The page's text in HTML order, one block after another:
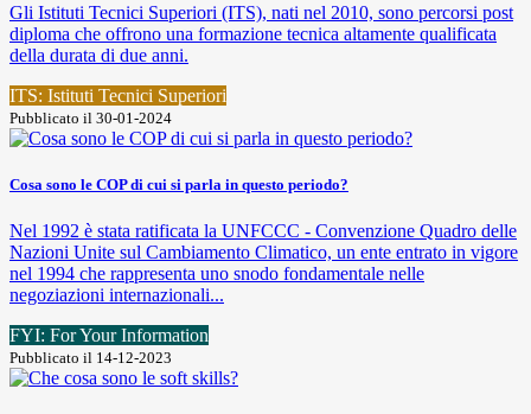
Gli Istituti Tecnici Superiori (ITS), nati nel 2010, sono percorsi post
diploma che offrono una formazione tecnica altamente qualificata
della durata di due anni.
ITS: Istituti Tecnici Superiori
Pubblicato il 30-01-2024
Cosa sono le COP di cui si parla in questo periodo?
Nel 1992 è stata ratificata la UNFCCC - Convenzione Quadro delle
Nazioni Unite sul Cambiamento Climatico, un ente entrato in vigore
nel 1994 che rappresenta uno snodo fondamentale nelle
negoziazioni internazionali...
FYI: For Your Information
Pubblicato il 14-12-2023